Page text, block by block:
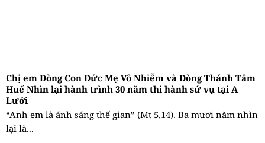
Chị em Dòng Con Đức Mẹ Vô Nhiễm và Dòng Thánh Tâm
Huế Nhìn lại hành trình 30 năm thi hành sứ vụ tại A
Lưới
“Anh em là ánh sáng thế gian” (Mt 5,14). Ba mươi năm nhìn
lại là...